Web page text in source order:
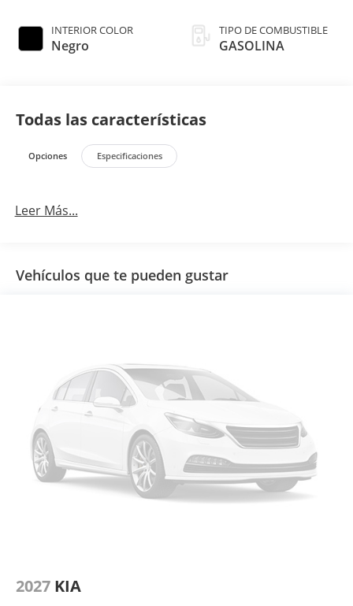
INTERIOR COLOR
Negro
TIPO DE COMBUSTIBLE
GASOLINA
Todas las características
Opciones Especificaciones
Leer Más...
Vehículos que te pueden gustar
2027 KIA